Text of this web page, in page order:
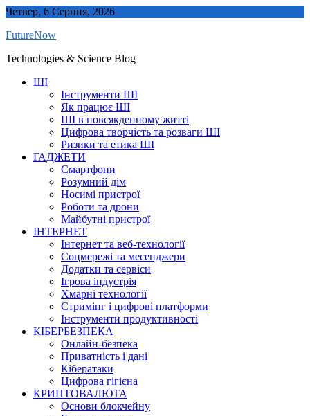
Skip
content
Четвер, 6 Серпня, 2026
FutureNow
Technologies & Science Blog
ШІ
Інструменти ШІ
Як працює ШІ
ШІ в повсякденному житті
Цифрова творчість та розваги ШІ
Ризики та етика ШІ
ГАДЖЕТИ
Смартфони
Розумний дім
Носимі пристрої
Роботи та дрони
Майбутні пристрої
ІНТЕРНЕТ
Інтернет та веб-технології
Соцмережі та месенджери
Додатки та сервіси
Ігрова індустрія
Хмарні технології
Стримінг і цифрові платформи
Інструменти продуктивності
КІБЕРБЕЗПЕКА
Онлайн-безпека
Приватність і дані
Кібератаки
Цифрова гігієна
КРИПТОВАЛЮТА
Основи блокчейну